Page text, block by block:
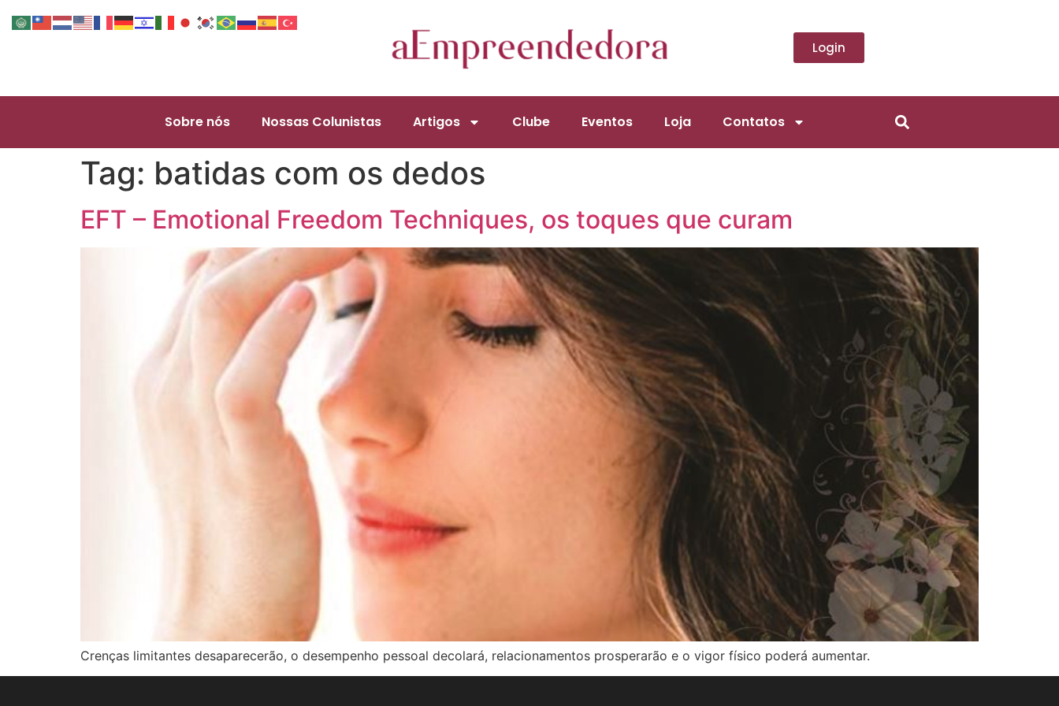
Login
Sobre nós Nossas Colunistas Artigos Clube Eventos Loja Contatos
Tag: batidas com os dedos
EFT – Emotional Freedom Techniques, os toques que curam
Crenças limitantes desaparecerão, o desempenho pessoal decolará, relacionamentos prosperarão e o vigor físico poderá aumentar.